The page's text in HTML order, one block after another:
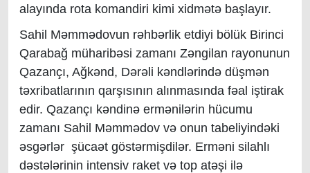
alayında rota komandiri kimi xidmətə başlayır.
Sahil Məmmədovun rəhbərlik etdiyi bölük Birinci
Qarabağ müharibəsi zamanı Zəngilan rayonunun
Qazançı, Ağkənd, Dərəli kəndlərində düşmən
təxribatlarının qarşısının alınmasında fəal iştirak
edir. Qazançı kəndinə ermənilərin hücumu
zamanı Sahil Məmmədov və onun tabeliyindəki
əsgərlər şücaət göstərmişdilər. Erməni silahlı
dəstələrinin intensiv raket və top atəşi ilə